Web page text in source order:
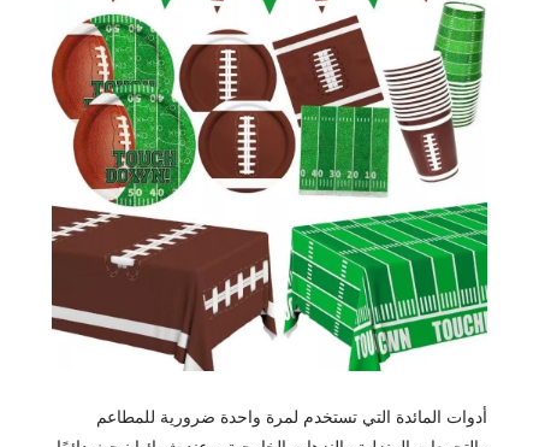
أدوات المائدة التي تستخدم لمرة واحدة ضرورية للمطاعم